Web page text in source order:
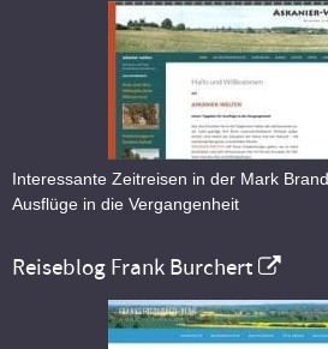
Interessante Zeitreisen in der Mark
Ausflüge in die Vergangenheit
Reiseblog Frank Burchert